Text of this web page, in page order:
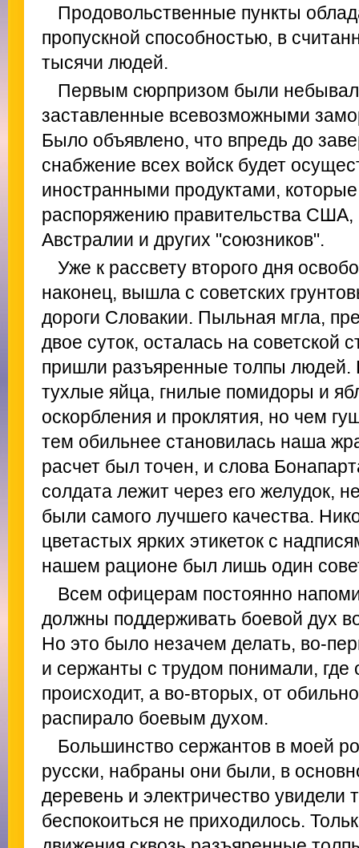
Продовольственные пункты
пропускной способностью, в
тысячи людей.
Первым сюрпризом были
заставленные всевозможными
Было объявлено, что впредь до
снабжение всех войск будет
иностранными продуктами,
распоряжению правительства
Австралии и других "союзников".
Уже к рассвету второго дня
наконец, вышла с советских
дороги Словакии. Пыльная мгла,
двое суток, осталась на советской
пришли разъяренные толпы людей.
тухлые яйца, гнилые помидоры и
оскорбления и проклятия, но чем
тем обильнее становилась наша
расчет был точен, и слова
солдата лежит через его желудок,
были самого лучшего качества.
цветастых ярких этикеток с
нашем рационе был лишь один
Всем офицерам постоянно
должны поддерживать боевой дух
Но это было незачем делать, во-
и сержанты с трудом понимали, где
происходит, а во-вторых, от
распирало боевым духом.
Большинство сержантов в моей
русски, набраны они были, в
деревень и электричество увидели
беспокоиться не приходилось.